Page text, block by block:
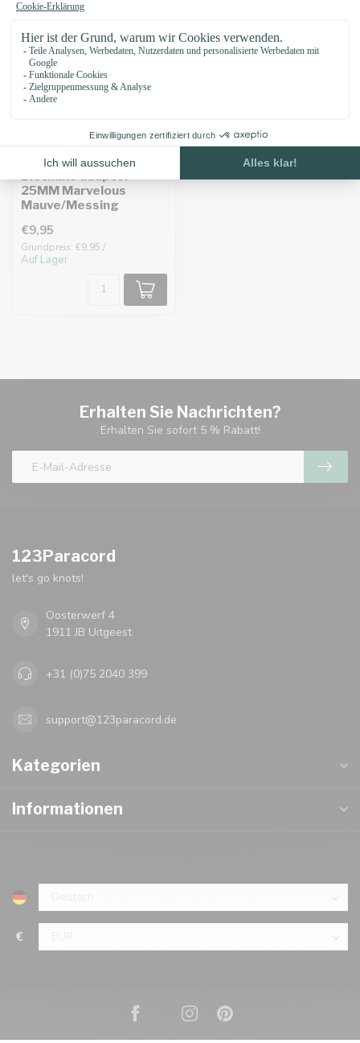
Biothane adapter
25MM Marvelous
Mauve/Messing
€9,95
Grundpreis: €9,95 /
Auf Lager
Erhalten Sie Nachrichten?
Erhalten Sie sofort 5 % Rabatt!
123Paracord
let's go knots!
Oosterwerf 4
1911 JB Uitgeest
+31 (0)75 2040 399
support@123paracord.de
Kategorien
Informationen
€